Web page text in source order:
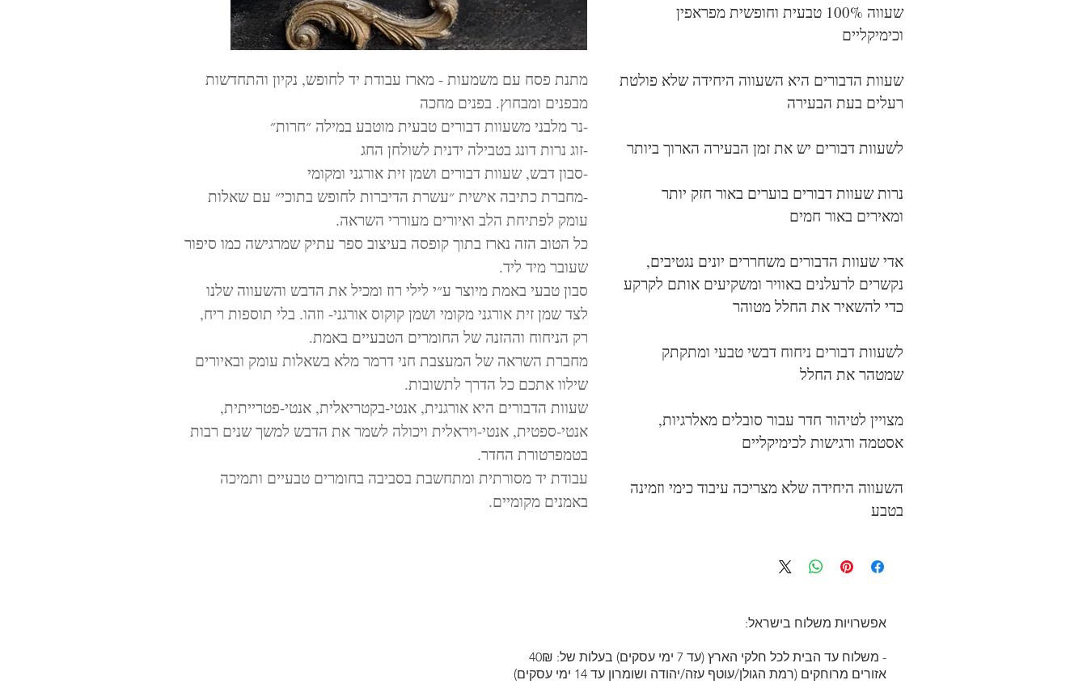
מתנת פסח עם משמעות - מארז עבודת יד לחופש, נקיון והתחדשות
מבפנים ומבחוץ. בפנים מחכה
-נר מלבני משעוות דבורים טבעית מוטבע במילה ״חרות״
-זוג נרות דונג בטבילה ידנית לשולחן החג
-סבון דבש, שעוות דבורים ושמן זית אורגני ומקומי
-מחברת כתיבה אישית ״עשרת הדיברות לחופש בתוכי״ עם שאלות
עומק לפתיחת הלב ואיורים מעוררי השראה.
כל הטוב הזה נארז בתוך קופסה בעיצוב ספר עתיק שמרגישה כמו סיפור
שעובר מיד ליד.
סבון טבעי באמת מיוצר ע״י לילי רוז ומכיל את הדבש והשעווה שלנו
לצד שמן זית אורגני מקומי ושמן קוקוס אורגני- וזהו. בלי תוספות ריח,
רק הניחוח וההזנה של החומרים הטבעיים באמת.
מחברת השראה של המעצבת חני דרמר מלא בשאלות עומק ובאיורים
שילוו אתכם כל הדרך לתשובות.
שעוות הדבורים היא אורגנית, אנטי-בקטריאלית, אנטי-פטרייתית,
אנטי-ספטית, אנטי-ויראלית ויכולה לשמר את הדבש למשך שנים רבות
בטמפרטורת החדר.
עבודת יד מסורתית ומתחשבת בסביבה בחומרים טבעיים ותמיכה
באמנים מקומיים.
שעווה 100% טבעית וחופשית מפראפין
וכימיקליים
שעוות הדבורים היא השעווה היחידה שלא פולטת
רעלים בעת הבעירה
לשעוות דבורים יש את זמן הבעירה הארוך ביותר
נרות שעוות דבורים בוערים באור חזק יותר
ומאירים באור חמים
אדי שעוות הדבורים משחררים יונים נגטיבים,
נקשרים לרעלנים באוויר ומשקיעים אותם לקרקע
כדי להשאיר את החלל מטוהר
לשעוות דבורים ניחוח דבשי טבעי ומתקתק
שמטהר את החלל
מצויין לטיהור חדר עבור סובלים מאלרגיות,
אסטמה ורגישות לכימיקליים
השעווה היחידה שלא מצריכה עיבוד כימי וזמינה
בטבע
אפשרויות משלוח בישראל:
- משלוח עד הבית לכל חלקי הארץ (עד 7 ימי עסקים) בעל
ות של: 40₪
אזורים מרוחקים (רמת הגולן/עוטף עזה/יהודה ושומרון עד 14 ימי עסקים)